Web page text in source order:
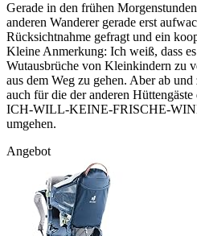
Gerade in den frühen
anderen Wanderer gerade erst
Rücksichtnahme gefragt und ein
Kleine Anmerkung: Ich weiß, dass
Wutausbrüche von Kleinkindern zu
aus dem Weg zu gehen. Aber ab
auch für die der anderen
ICH-WILL-KEINE-FRISCHE-
umgehen.
Angebot